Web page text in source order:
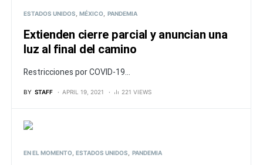
ESTADOS UNIDOS MÉXICO PANDEMIA
Extienden cierre parcial y anuncian una
luz al final del camino
Restricciones por COVID-19...
BY STAFF APRIL 19, 2021 221 VIEWS
EN EL MOMENTO ESTADOS UNIDOS PANDEMIA